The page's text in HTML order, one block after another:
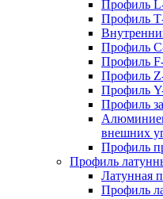
Профиль
Профиль
Профиль
Профиль
Профиль
Профиль
Профиль
внешних
Профиль
Профиль
Латунная
Профиль